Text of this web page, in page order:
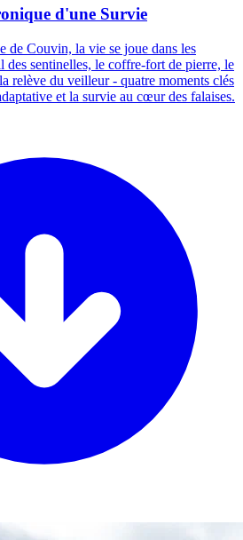
d'une Survie
de Couvin, la vie se joue dans les
des sentinelles, le coffre-fort de pierre, le
relève du veilleur - quatre moments clés
et la survie au cœur des falaises.